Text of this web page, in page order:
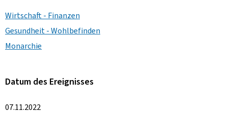
Wirtschaft - Finanzen
Gesundheit - Wohlbefinden
Monarchie
Datum des Ereignisses
07.11.2022